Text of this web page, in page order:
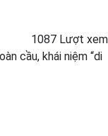
1087 Lượt xem
cầu, khái niệm “di